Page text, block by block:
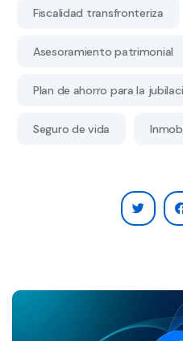
Fiscalidad transfronteriza
Asesoramiento patrimonial
Plan de ahorro para la
Seguro de vida